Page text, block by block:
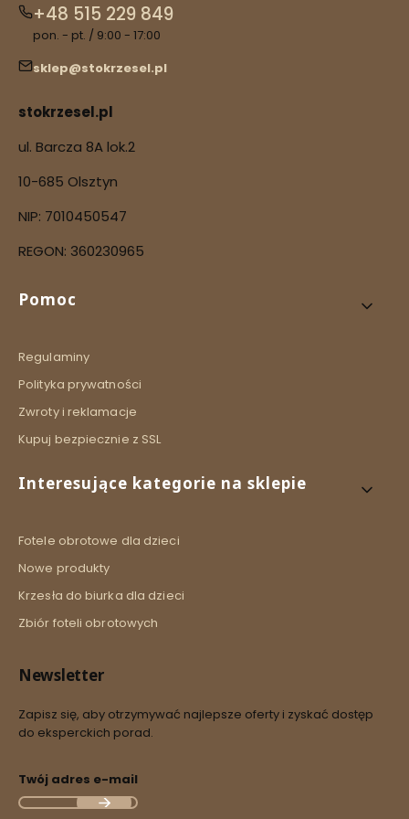
+48 515 229 849
pon. - pt. / 9:00 - 17:00
sklep@stokrzesel.pl
stokrzesel.pl
ul. Barcza 8A lok.2
10-685 Olsztyn
NIP: 7010450547
REGON: 360230965
Linki w stopce
Pomoc
Regulaminy
Polityka prywatności
Zwroty i reklamacje
Kupuj bezpiecznie z SSL
Interesujące kategorie na sklepie
Fotele obrotowe dla dzieci
Nowe produkty
Krzesła do biurka dla dzieci
Zbiór foteli obrotowych
Newsletter
Zapisz się, aby otrzymywać najlepsze oferty i zyskać dostęp
do eksperckich porad.
Twój adres e-mail